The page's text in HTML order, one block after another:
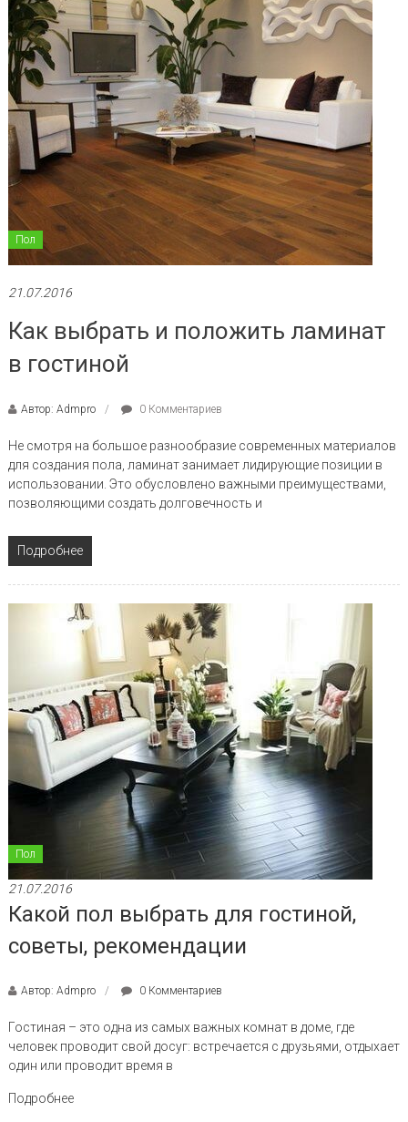
Пол
21.07.2016
Как выбрать и положить ламинат
в гостиной
Автор: Admpro 0 Комментариев
Не смотря на большое разнообразие современных материалов
для создания пола, ламинат занимает лидирующие позиции в
использовании. Это обусловлено важными преимуществами,
позволяющими создать долговечность и
Подробнее
Пол
21.07.2016
Какой пол выбрать для гостиной,
советы, рекомендации
Автор: Admpro 0 Комментариев
Гостиная – это одна из самых важных комнат в доме, где
человек проводит свой досуг: встречается с друзьями, отдыхает
один или проводит время в
Подробнее